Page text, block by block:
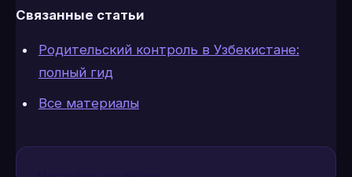
Связанные статьи
Родительский контроль в Узбекистане:
полный гид
Все материалы